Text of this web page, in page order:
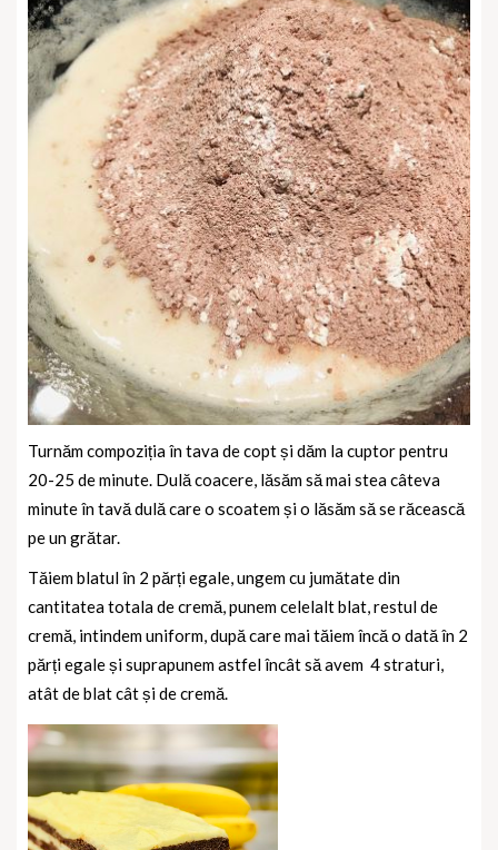
Turnăm compoziția în tava de copt și dăm la cuptor pentru
20-25 de minute. Dulă coacere, lăsăm să mai stea câteva
minute în tavă dulă care o scoatem și o lăsăm să se răcească
pe un grătar.
Tăiem blatul în 2 părți egale, ungem cu jumătate din
cantitatea totala de cremă, punem celelalt blat, restul de
cremă, intindem uniform, după care mai tăiem încă o dată în 2
părți egale și suprapunem astfel încât să avem 4 straturi,
atât de blat cât și de cremă.